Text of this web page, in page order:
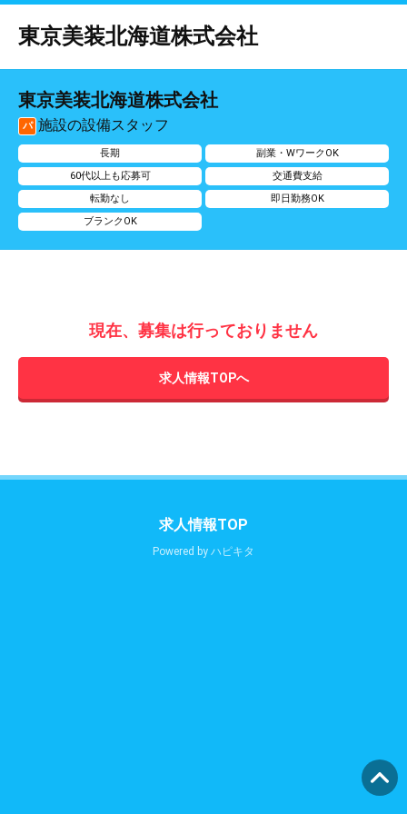
東京美装北海道株式会社
東京美装北海道株式会社
パ 施設の設備スタッフ
長期
副業・WワークOK
60代以上も応募可
交通費支給
転勤なし
即日勤務OK
ブランクOK
現在、募集は行っておりません
求人情報TOPへ
求人情報TOP
Powered by ハピキタ